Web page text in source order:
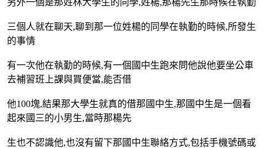
三個人就在聊天,聊到那一位姓楊的同學在執勤的時候,所發生
的事情
有一次他在執勤的時候,有一個國中生跑來問他說他要坐公車
去補習班上課與買便當,能否借
他100塊,結果那大學生就真的借那國中生,那國中生是一個看
起來國三的小男生,當時那楊先
生也不認識他,也沒有留下那國中生聯絡方式,包括手機號碼或